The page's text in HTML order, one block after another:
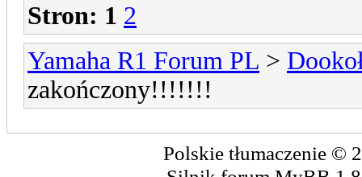
Stron: 1 2
Yamaha R1 Forum PL >
zakończony!!!!!!!
Polskie tłumaczenie ©